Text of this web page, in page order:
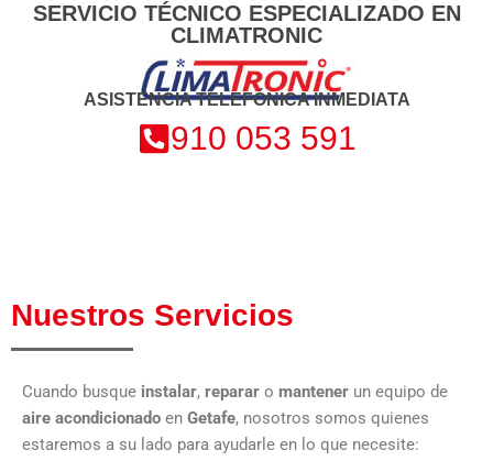
SERVICIO TÉCNICO ESPECIALIZADO EN
CLIMATRONIC
ASISTENCIA TELEFÓNICA INMEDIATA
910 053 591
Nuestros Servicios
Cuando busque instalar, reparar o mantener un equipo de
aire acondicionado en Getafe, nosotros somos quienes
estaremos a su lado para ayudarle en lo que necesite: